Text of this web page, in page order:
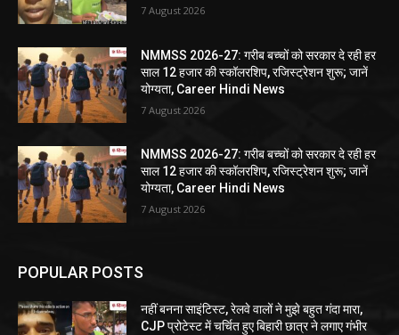
7 August 2026
NMMSS 2026-27: गरीब बच्चों को सरकार दे रही हर
साल 12 हजार की स्कॉलरशिप, रजिस्ट्रेशन शुरू; जानें
योग्यता, Career Hindi News
7 August 2026
NMMSS 2026-27: गरीब बच्चों को सरकार दे रही हर
साल 12 हजार की स्कॉलरशिप, रजिस्ट्रेशन शुरू; जानें
योग्यता, Career Hindi News
7 August 2026
POPULAR POSTS
नहीं बनना साइंटिस्ट, रेलवे वालों ने मुझे बहुत गंदा मारा,
CJP प्रोटेस्ट में चर्चित हुए बिहारी छात्र ने लगाए गंभीर